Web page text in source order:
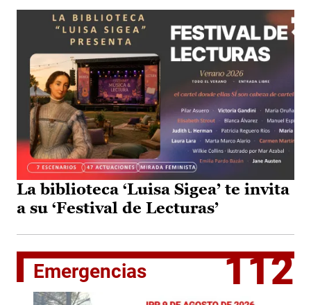
La biblioteca ‘Luisa Sigea’ te invita
a su ‘Festival de Lecturas’
Emergencias 112